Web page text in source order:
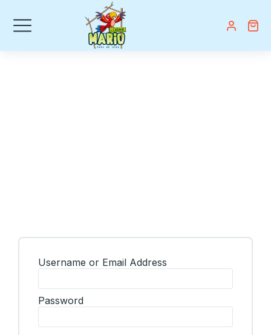
Username or Email Address
Password